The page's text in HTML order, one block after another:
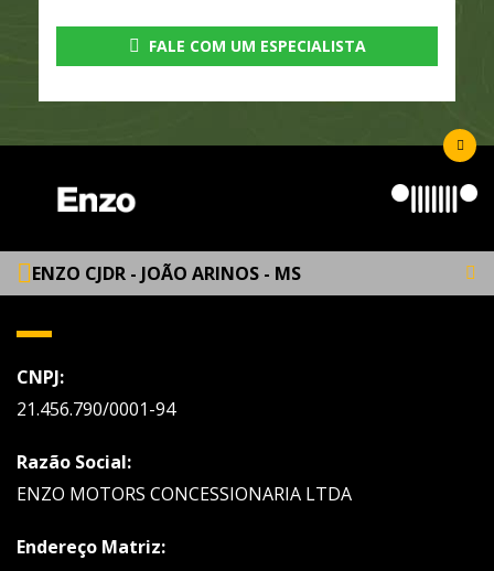
FALE COM UM ESPECIALISTA
ENZO CJDR - JOÃO ARINOS - MS
CNPJ:
21.456.790/0001-94
Razão Social:
ENZO MOTORS CONCESSIONARIA LTDA
Endereço Matriz: